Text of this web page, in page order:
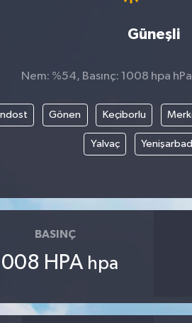
Güneşli
Nem: %54, Basınç: 1008 hpa
Gönen Keçiborlu
Yalvaç
BASINÇ
HPA hpa